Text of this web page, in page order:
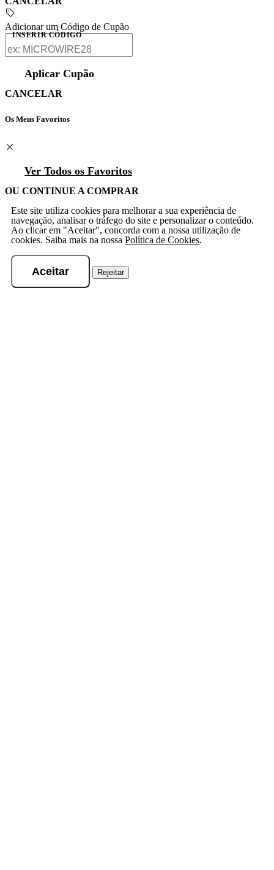
Adicionar um Código de Cupão
INSERIR CÓDIGO
Aplicar Cupão
CANCELAR
Os Meus Favoritos
Ver Todos os Favoritos
OU CONTINUE A COMPRAR
Este site utiliza cookies para melhorar a sua experiência de
navegação, analisar o tráfego do site e personalizar o conteúdo.
Ao clicar em "Aceitar", concorda com a nossa utilização de
cookies. Saiba mais na nossa Política de Cookies.
Aceitar Rejeitar